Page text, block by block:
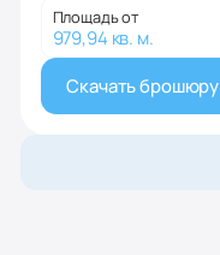
Площадь от
979,94 кв. м.
Скачать брошюру